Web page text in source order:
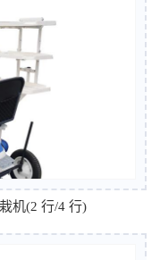
机(2 行/4 行)